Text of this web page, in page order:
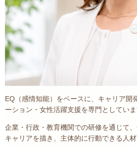
EQ（感情知能）をベースに、キャリア開
ーション・女性活躍支援を専門としていま
企業・行政・教育機関での研修を通じて
キャリアを描き、主体的に行動できる人